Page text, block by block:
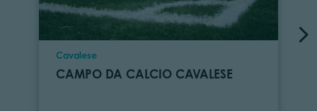
Località
Cavalese
CAMPO DA CALCIO CAVALESE